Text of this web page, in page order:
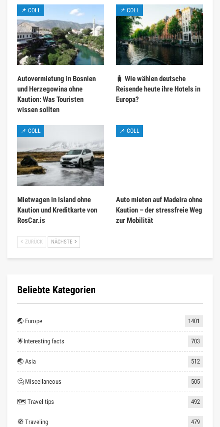
📌 COLL
Autovermietung in Bosnien
und Herzegowina ohne
Kaution: Was Touristen
wissen sollten
📌 COLL
🧳 Wie wählen deutsche
Reisende heute ihre Hotels in
Europa?
📌 COLL
Mietwagen in Island ohne
Kaution und Kreditkarte von
RosCar.is
📌 COLL
Auto mieten auf Madeira ohne
Kaution – der stressfreie Weg
zur Mobilität
ZURÜCK NÄCHSTE
Beliebte Kategorien
🌏 Europe 1401
🌟Interesting facts 703
🌏 Asia 512
🤔 Miscellaneous 505
🗺 Travel tips 492
🧭 Traveling 479